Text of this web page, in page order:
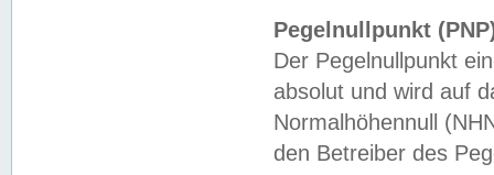
Pegelnullpunkt
Der Pegelnullpunkt
absolut und wird auf
Normalhöhennull
den Betreiber des